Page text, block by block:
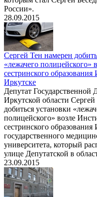
России».
28.09.2015
Сергей Тен намерен
«лежачего полицейского»
сестринского
Иркутске
Депутат Государственной
Иркутской области
добиться установки
полицейского» возле
сестринского образования
государственного
университета, который
улице Депутатской в
23.09.2015